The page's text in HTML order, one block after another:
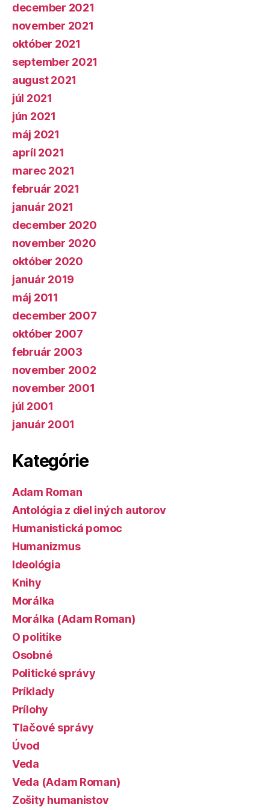
december 2021
november 2021
október 2021
september 2021
august 2021
júl 2021
jún 2021
máj 2021
apríl 2021
marec 2021
február 2021
január 2021
december 2020
november 2020
október 2020
január 2019
máj 2011
december 2007
október 2007
február 2003
november 2002
november 2001
júl 2001
január 2001
Kategórie
Adam Roman
Antológia z diel iných autorov
Humanistická pomoc
Humanizmus
Ideológia
Knihy
Morálka
Morálka (Adam Roman)
O politike
Osobné
Politické správy
Príklady
Prílohy
Tlačové správy
Úvod
Veda
Veda (Adam Roman)
Zošity humanistov